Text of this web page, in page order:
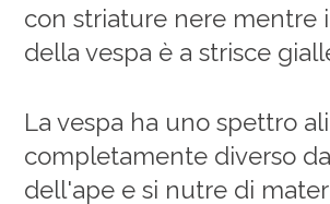
con striature nere mentre
della vespa è a strisce
La vespa ha uno spettro
completamente diverso
dell'ape e si nutre di